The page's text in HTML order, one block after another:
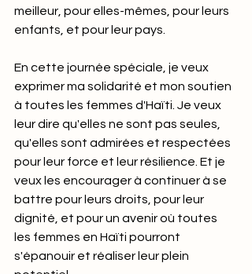
meilleur, pour elles-mêmes, pour leurs
enfants, et pour leur pays.
En cette journée spéciale, je veux
exprimer ma solidarité et mon soutien
à toutes les femmes d'Haïti. Je veux
leur dire qu'elles ne sont pas seules,
qu'elles sont admirées et respectées
pour leur force et leur résilience. Et je
veux les encourager à continuer à se
battre pour leurs droits, pour leur
dignité, et pour un avenir où toutes
les femmes en Haïti pourront
s'épanouir et réaliser leur plein